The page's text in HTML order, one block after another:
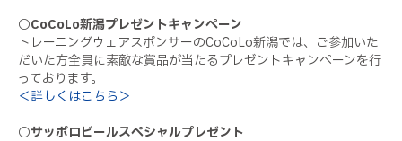
○CoCoLo新潟プレゼントキャンペーン
トレーニングウェアスポンサーのCoCoLo新潟では、ご参加いた
だいた方全員に素敵な賞品が当たるプレゼントキャンペーンを行
っております。
＜詳しくはこちら＞
○サッポロビールスペシャルプレゼント